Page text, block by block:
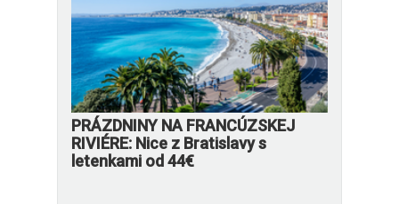
PRÁZDNINY NA FRANCÚZSKEJ
RIVIÉRE: Nice z Bratislavy s
letenkami od 44€